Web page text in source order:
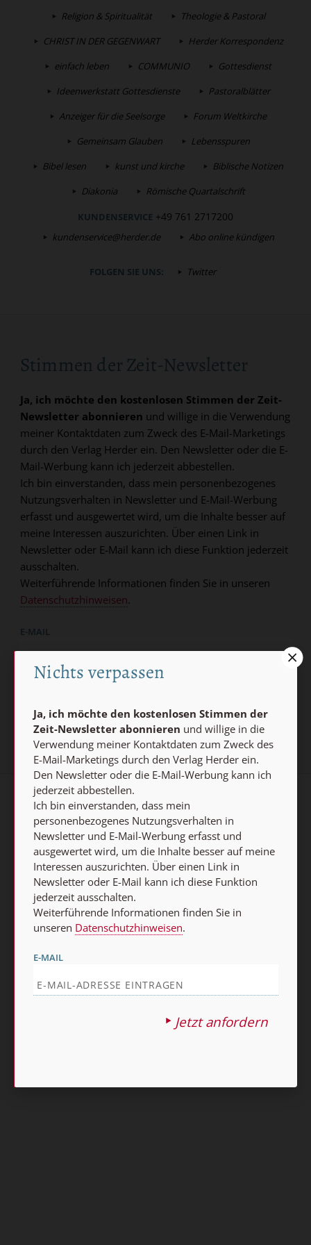
Religion & Spiritualität
Theologie & Pastoral
CHRIST IN DER GEGENWART
Herder Korrespondenz
einfach leben
COMMUNIO
Gottesdienst
Ideenwerkstatt Gottesdienste
Pastoralblätter
Anzeiger für die Seelsorge
Forum Weltkirche
Gemeinsam Glauben
Lebensspuren
Bibel lesen
kunst und kirche
Biblische Notizen
Diakonia
Römische Quartalschrift
KUNDENSERVICE +49 761 2717200
kundenservice@herder.de Abo online kündigen
FOLGEN SIE UNS: Twitter
Stimmen der Zeit-Newsletter
Ja, ich möchte den kostenlosen Stimmen der Zeit-
Newsletter abonnieren und willige in die Verwendung
meiner Kontaktdaten zum Zweck des E-Mail-Marketings
durch den Verlag Herder ein. Den Newsletter oder die E-
Mail-Werbung kann ich jederzeit abbestellen.
Ich bin einverstanden, dass mein personenbezogenes
Nutzungsverhalten in Newsletter und E-Mail-Werbung
erfasst und ausgewertet wird, um die Inhalte besser auf
meine Interessen auszurichten. Über einen Link in
Newsletter oder E-Mail kann ich diese Funktion jederzeit
ausschalten.
Weiterführende Informationen finden Sie in unseren
Datenschutzhinweisen.
E-MAIL
AGB und Widerrufsbelehrung
Barrierefreiheit Impressum
Vertrag widerrufen
Abo online kündigen
Nichts verpassen
Ja, ich möchte den kostenlosen Stimmen der
Zeit-Newsletter abonnieren und willige in die
Verwendung meiner Kontaktdaten zum Zweck des
E-Mail-Marketings durch den Verlag Herder ein.
Den Newsletter oder die E-Mail-Werbung kann ich
jederzeit abbestellen.
Ich bin einverstanden, dass mein
personenbezogenes Nutzungsverhalten in
Newsletter und E-Mail-Werbung erfasst und
ausgewertet wird, um die Inhalte besser auf meine
Interessen auszurichten. Über einen Link in
Newsletter oder E-Mail kann ich diese Funktion
jederzeit ausschalten.
Weiterführende Informationen finden Sie in
unseren Datenschutzhinweisen.
E-MAIL
Jetzt anfordern